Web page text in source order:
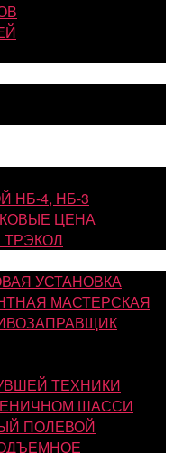
НБ-4, НБ-3
ЦЕНА
УСТАНОВКА
МАСТЕРСКАЯ
ТЕХНИКИ
ШАССИ
ПОЛЕВОЙ